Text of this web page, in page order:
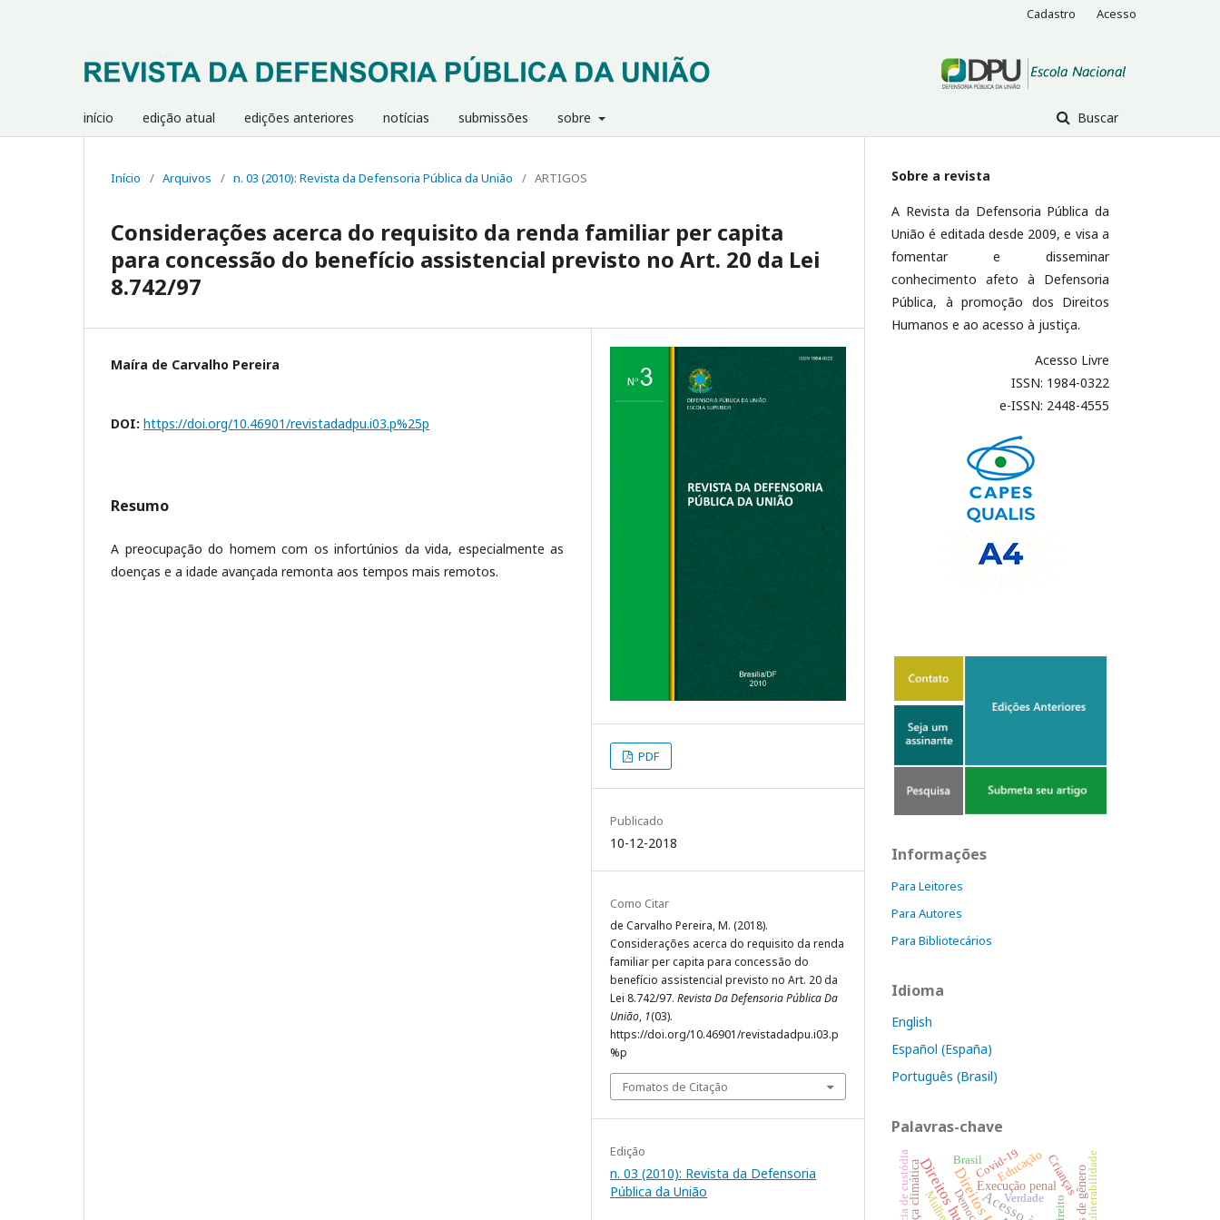
início edição atual edições anteriores notícias submissões sobre Buscar
Cadastro Acesso
Início / Arquivos / n. 03 (2010): Revista da Defensoria Pública da União / ARTIGOS
Considerações acerca do requisito da renda familiar per capita
para concessão do benefício assistencial previsto no Art. 20 da Lei
8.742/97
Maíra de Carvalho Pereira
DOI: https://doi.org/10.46901/revistadadpu.i03.p%25p
Resumo
A preocupação do homem com os infortúnios da vida, especialmente as
doenças e a idade avançada remonta aos tempos mais remotos.
PDF
Publicado
10-12-2018
Como Citar
de Carvalho Pereira, M. (2018).
Considerações acerca do requisito da renda
familiar per capita para concessão do
benefício assistencial previsto no Art. 20 da
Lei 8.742/97. Revista Da Defensoria Pública Da
União, 1(03).
https://doi.org/10.46901/revistadadpu.i03.p
%p
Fomatos de Citação
Edição
n. 03 (2010): Revista da Defensoria
Pública da União
Sobre a revista
A Revista da Defensoria Pública da
União é editada desde 2009, e visa a
fomentar e disseminar
conhecimento afeto à Defensoria
Pública, à promoção dos Direitos
Humanos e ao acesso à justiça.
Acesso Livre
ISSN: 1984-0322
e-ISSN: 2448-4555
Informações
Para Leitores
Para Autores
Para Bibliotecários
Idioma
English
Español (España)
Português (Brasil)
Palavras-chave
Execução penalCrianças
Educação
Justiça climática Direito
Covid-19
Verdade Vulnerabilidade
Brasil